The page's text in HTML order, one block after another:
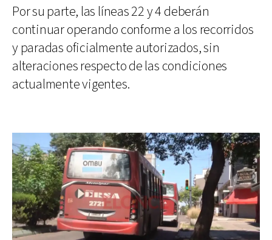
Por su parte, las líneas 22 y 4 deberán
continuar operando conforme a los recorridos
y paradas oficialmente autorizados, sin
alteraciones respecto de las condiciones
actualmente vigentes.